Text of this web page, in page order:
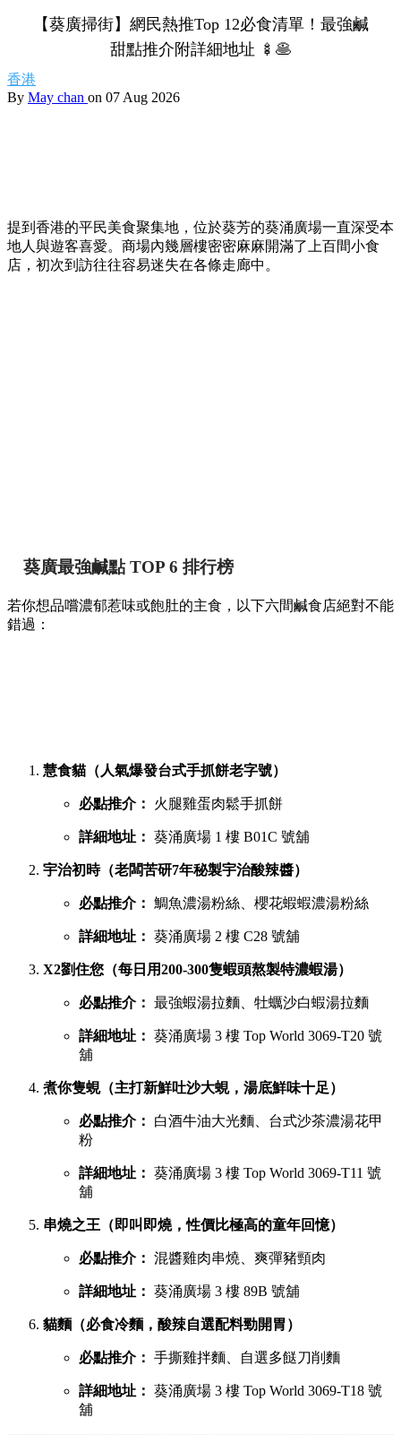
【葵廣掃街】網民熱推Top 12必食清單！最強鹹
甜點推介附詳細地址 🍢🥞
香港
By May chan on 07 Aug 2026
提到香港的平民美食聚集地，位於葵芳的葵涌廣場一直深受本
地人與遊客喜愛。商場內幾層樓密密麻麻開滿了上百間小食
店，初次到訪往往容易迷失在各條走廊中。
葵廣最強鹹點 TOP 6 排行榜
若你想品嚐濃郁惹味或飽肚的主食，以下六間鹹食店絕對不能
錯過：
慧食貓（人氣爆發台式手抓餅老字號）
必點推介： 火腿雞蛋肉鬆手抓餅
詳細地址： 葵涌廣場 1 樓 B01C 號舖
宇治初時（老闆苦研7年秘製宇治酸辣醬）
必點推介： 鯛魚濃湯粉絲、櫻花蝦蝦濃湯粉絲
詳細地址： 葵涌廣場 2 樓 C28 號舖
X2劉住您（每日用200-300隻蝦頭熬製特濃蝦湯）
必點推介： 最強蝦湯拉麵、牡蠣沙白蝦湯拉麵
詳細地址： 葵涌廣場 3 樓 Top World 3069-T20 號
舖
煮你隻蜆（主打新鮮吐沙大蜆，湯底鮮味十足）
必點推介：
白酒牛油大光麵、台式沙茶濃湯花甲
粉
詳細地址： 葵涌廣場 3 樓 Top World 3069-T11 號
舖
串燒之王（即叫即燒，性價比極高的童年回憶）
必點推介： 混醬雞肉串燒、爽彈豬頸肉
詳細地址： 葵涌廣場 3 樓 89B 號舖
貓麵（必食冷麵，酸辣自選配料勁開胃）
必點推介： 手撕雞拌麵、自選多餸刀削麵
詳細地址： 葵涌廣場 3 樓 Top World 3069-T18 號
舖